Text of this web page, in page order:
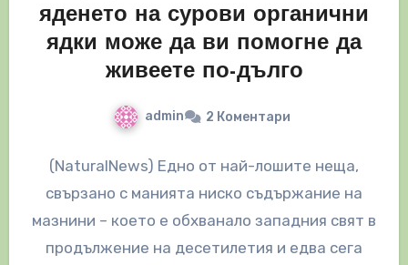
яденето на сурови органични
ядки може да ви помогне да
живеете по-дълго
admin 2 Коментари
(NaturalNews) Едно от най-лошите неща,
свързано с манията ниско съдържание на
мазнини – което е обхванало западния свят в
продължение на десетилетия и едва сега